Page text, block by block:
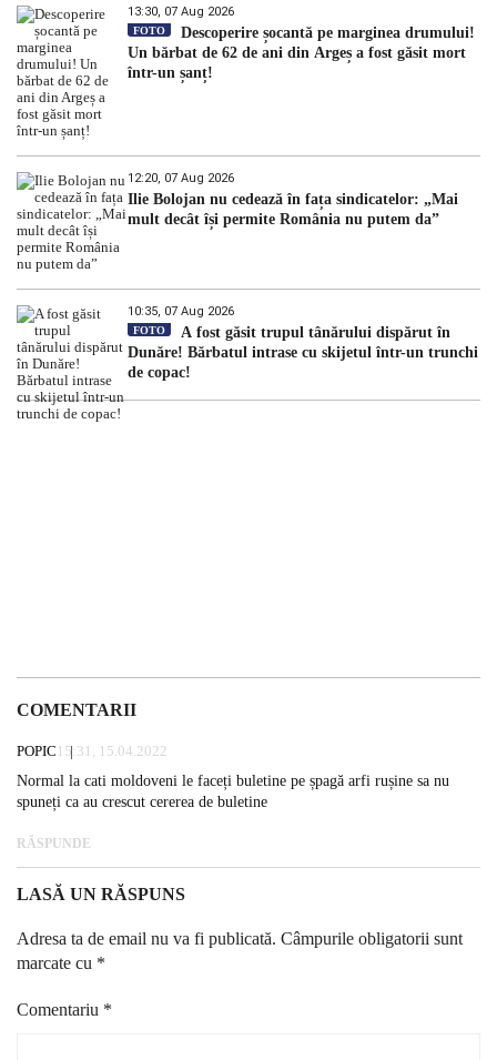
13:30, 07 Aug 2026
FOTO
Descoperire șocantă pe marginea drumului!
Un bărbat de 62 de ani din Argeș a fost găsit mort
într-un șanț!
12:20, 07 Aug 2026
Ilie Bolojan nu cedează în fața sindicatelor: „Mai
mult decât își permite România nu putem da”
10:35, 07 Aug 2026
FOTO
A fost găsit trupul tânărului dispărut în
Dunăre! Bărbatul intrase cu skijetul într-un trunchi
de copac!
COMENTARII
POPIC 15:31, 15.04.2022
Normal la cati moldoveni le faceți buletine pe șpagă arfi rușine sa nu
spuneți ca au crescut cererea de buletine
RĂSPUNDE
LASĂ UN RĂSPUNS
Adresa ta de email nu va fi publicată. Câmpurile obligatorii sunt
marcate cu *
Comentariu *